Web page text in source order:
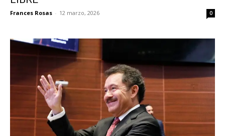
Frances Rosas - 12 marzo, 2026 0